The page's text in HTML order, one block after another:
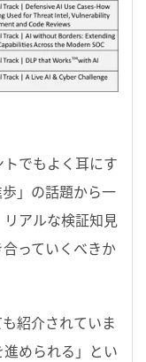
でもよく耳にす
」の話題から一
アルな検証知見
っていくべきか
紹介されていま
められる」とい